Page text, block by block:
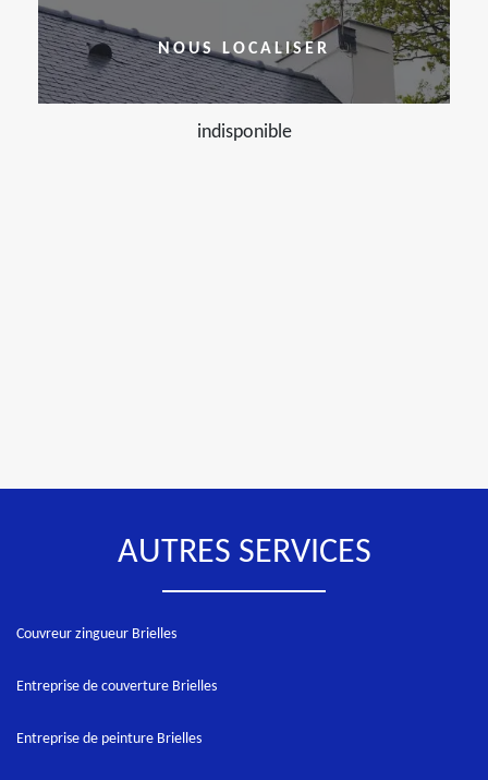
NOUS LOCALISER
indisponible
AUTRES SERVICES
Couvreur zingueur Brielles
Entreprise de couverture Brielles
Entreprise de peinture Brielles